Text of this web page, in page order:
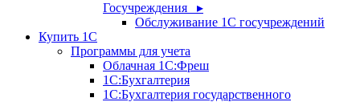
Госучреждения ▸
Обслуживание 1С госучреждений
Купить 1С
Программы для учета
Облачная 1С:Фреш
1С:Бухгалтерия
1С:Бухгалтерия государственного